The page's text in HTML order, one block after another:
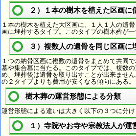
２）１本の樹木を植えた区画
１本の樹木を植えた大区画に、１人１人の遺
画に埋葬するタイプ。このタイプの樹木葬が一
３）複数人の遺骨を同じ区画に
１つの納骨区画に複数の遺骨をまとめて共同
墓や集合墓に当たる。このタイプでは、複数
め、埋葬後は遺骨を取り出すことが出来ませ
の２タイプよりも費用が安くなる傾向にある。
樹木葬の運営形態による分類
運営形態による違いは大きく以下の３つに分け
１）寺院やお寺や宗教法人が運